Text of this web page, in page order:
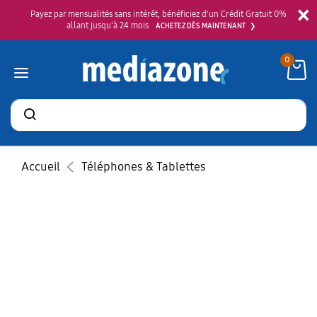
×
Payez par mensualités sans intérêt, bénéficiez d'un Crédit Gratuit 0%
allant jusqu'à 24 mois
ACHETEZ DÈS MAINTENANT
Rechercher
des
produits
0
Accueil Téléphones & Tablettes